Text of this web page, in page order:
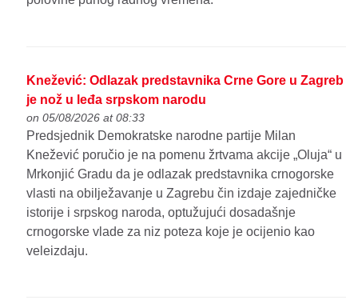
Knežević: Odlazak predstavnika Crne Gore u Zagreb
je nož u leđa srpskom narodu
on 05/08/2026 at 08:33
Predsjednik Demokratske narodne partije Milan
Knežević poručio je na pomenu žrtvama akcije „Oluja“ u
Mrkonjić Gradu da je odlazak predstavnika crnogorske
vlasti na obilježavanje u Zagrebu čin izdaje zajedničke
istorije i srpskog naroda, optužujući dosadašnje
crnogorske vlade za niz poteza koje je ocijenio kao
veleizdaju.